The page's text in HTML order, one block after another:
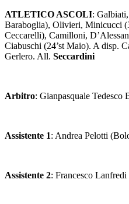
ATLETICO ASCOLI:
Baraboglia), Olivieri, Minicucci
Ceccarelli), Camilloni,
Ciabuschi (24’st Maio). A disp.
Gerlero. All. Seccardini
Arbitro: Gianpasquale Tedesco
Assistente 1: Andrea Pelotti
Assistente 2: Francesco